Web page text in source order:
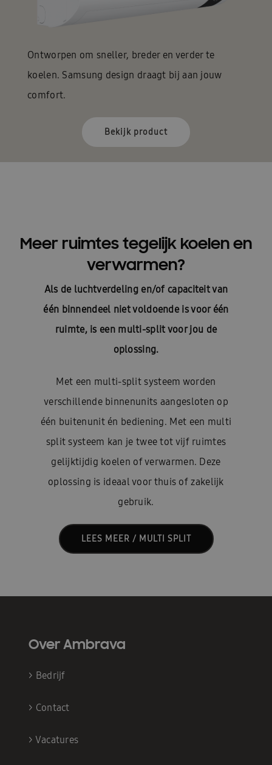
Ontworpen om sneller, breder en verder te
koelen. Samsung design draagt bij aan jouw
comfort.
Bekijk product
Meer ruimtes tegelijk koelen en
verwarmen?
Als de luchtverdeling en/of capaciteit van
één binnendeel niet voldoende is voor één
ruimte, is een multi-split voor jou de
oplossing.
Met een multi-split systeem worden
verschillende binnenunits aangesloten op
één buitenunit én bediening. Met een multi
split systeem kan je twee tot vijf ruimtes
gelijktijdig koelen of verwarmen. Deze
oplossing is ideaal voor thuis of zakelijk
gebruik.
LEES MEER / MULTI SPLIT
Over Ambrava
> Bedrijf
> Contact
> Vacatures